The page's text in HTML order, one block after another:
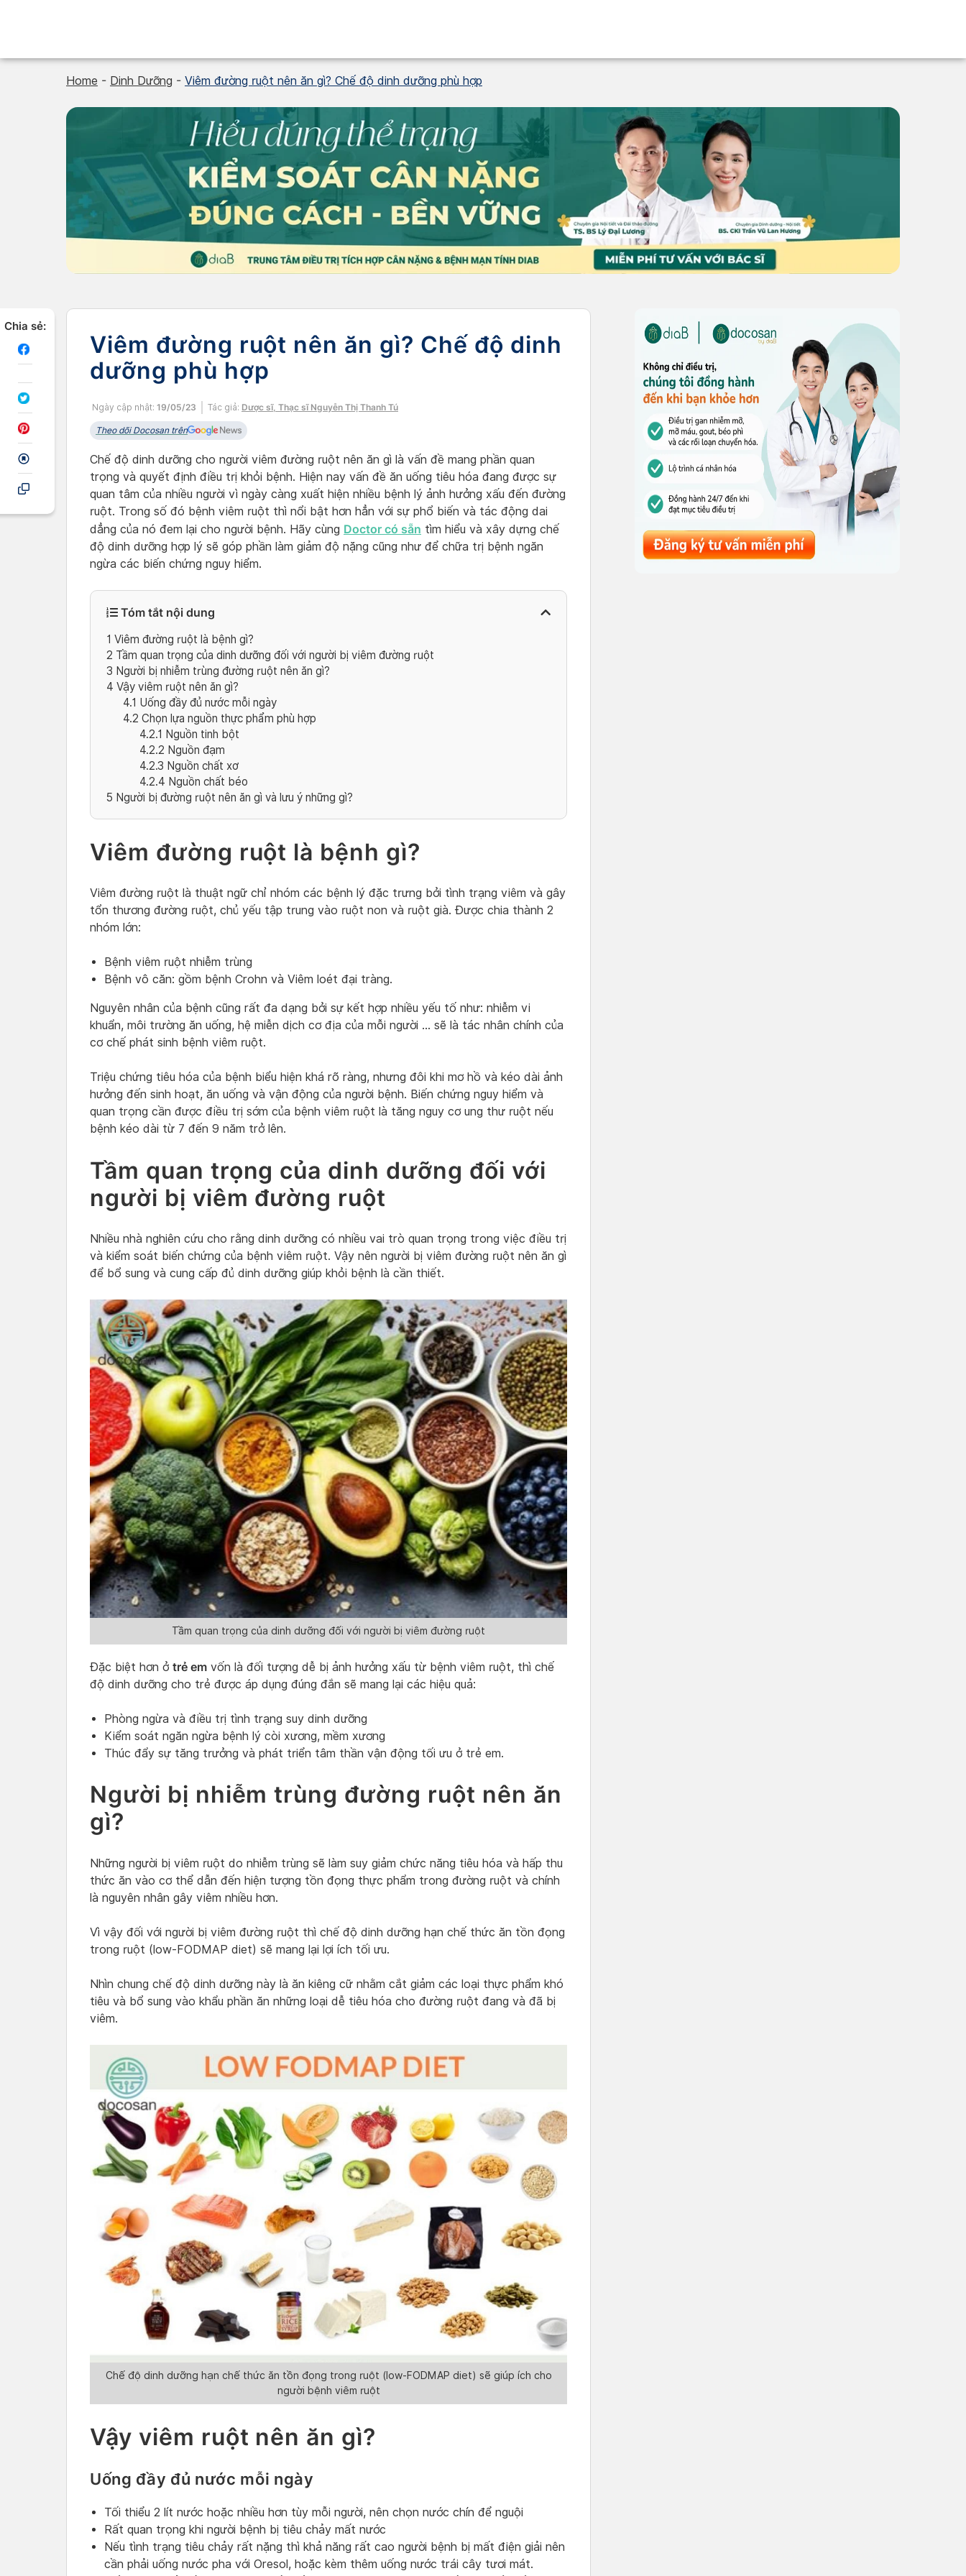
Home - Dinh Dưỡng - Viêm đường ruột nên ăn gì? Chế độ dinh dưỡng phù hợp
Chia sẻ:
Viêm đường ruột nên ăn gì? Chế độ dinh
dưỡng phù hợp
Ngày cập nhật: 19/05/23 Tác giả: Dược sĩ, Thạc sĩ Nguyễn Thị Thanh Tú
Theo dõi Docosan trên
Chế độ dinh dưỡng cho người viêm đường ruột nên ăn gì là vấn đề mang phần quan
trọng và quyết định điều trị khỏi bệnh. Hiện nay vấn đề ăn uống tiêu hóa đang được sự
quan tâm của nhiều người vì ngày càng xuất hiện nhiều bệnh lý ảnh hưởng xấu đến đường
ruột. Trong số đó bệnh viêm ruột thì nổi bật hơn hẳn với sự phổ biến và tác động dai
dẳng của nó đem lại cho người bệnh. Hãy cùng Doctor có sẵn tìm hiểu và xây dựng chế
độ dinh dưỡng hợp lý sẽ góp phần làm giảm độ nặng cũng như để chữa trị bệnh ngăn
ngừa các biến chứng nguy hiểm.
Tóm tắt nội dung
1 Viêm đường ruột là bệnh gì?
2 Tầm quan trọng của dinh dưỡng đối với người bị viêm đường ruột
3 Người bị nhiễm trùng đường ruột nên ăn gì?
4 Vậy viêm ruột nên ăn gì?
4.1 Uống đầy đủ nước mỗi ngày
4.2 Chọn lựa nguồn thực phẩm phù hợp
4.2.1 Nguồn tinh bột
4.2.2 Nguồn đạm
4.2.3 Nguồn chất xơ
4.2.4 Nguồn chất béo
5 Người bị đường ruột nên ăn gì và lưu ý những gì?
Viêm đường ruột là bệnh gì?
Viêm đường ruột là thuật ngữ chỉ nhóm các bệnh lý đặc trưng bởi tình trạng viêm và gây
tổn thương đường ruột, chủ yếu tập trung vào ruột non và ruột già. Được chia thành 2
nhóm lớn:
Bệnh viêm ruột nhiễm trùng
Bệnh vô căn: gồm bệnh Crohn và Viêm loét đại tràng.
Nguyên nhân của bệnh cũng rất đa dạng bởi sự kết hợp nhiều yếu tố như: nhiễm vi
khuẩn, môi trường ăn uống, hệ miễn dịch cơ địa của mỗi người … sẽ là tác nhân chính của
cơ chế phát sinh bệnh viêm ruột.
Triệu chứng tiêu hóa của bệnh biểu hiện khá rõ ràng, nhưng đôi khi mơ hồ và kéo dài ảnh
hưởng đến sinh hoạt, ăn uống và vận động của người bệnh. Biến chứng nguy hiểm và
quan trọng cần được điều trị sớm của bệnh viêm ruột là tăng nguy cơ ung thư ruột nếu
bệnh kéo dài từ 7 đến 9 năm trở lên.
Tầm quan trọng của dinh dưỡng đối với
người bị viêm đường ruột
Nhiều nhà nghiên cứu cho rằng dinh dưỡng có nhiều vai trò quan trọng trong việc điều trị
và kiểm soát biến chứng của bệnh viêm ruột. Vậy nên người bị viêm đường ruột nên ăn gì
để bổ sung và cung cấp đủ dinh dưỡng giúp khỏi bệnh là cần thiết.
Tầm quan trọng của dinh dưỡng đối với người bị viêm đường ruột
Đặc biệt hơn ở trẻ em vốn là đối tượng dễ bị ảnh hưởng xấu từ bệnh viêm ruột, thì chế
độ dinh dưỡng cho trẻ được áp dụng đúng đắn sẽ mang lại các hiệu quả:
Phòng ngừa và điều trị tình trạng suy dinh dưỡng
Kiểm soát ngăn ngừa bệnh lý còi xương, mềm xương
Thúc đẩy sự tăng trưởng và phát triển tâm thần vận động tối ưu ở trẻ em.
Người bị nhiễm trùng đường ruột nên ăn
gì?
Những người bị viêm ruột do nhiễm trùng sẽ làm suy giảm chức năng tiêu hóa và hấp thu
thức ăn vào cơ thể dẫn đến hiện tượng tồn đọng thực phẩm trong đường ruột và chính
là nguyên nhân gây viêm nhiều hơn.
Vì vậy đối với người bị viêm đường ruột thì chế độ dinh dưỡng hạn chế thức ăn tồn đọng
trong ruột (low-FODMAP diet) sẽ mang lại lợi ích tối ưu.
Nhìn chung chế độ dinh dưỡng này là ăn kiêng cữ nhằm cắt giảm các loại thực phẩm khó
tiêu và bổ sung vào khẩu phần ăn những loại dễ tiêu hóa cho đường ruột đang và đã bị
viêm.
Chế độ dinh dưỡng hạn chế thức ăn tồn đọng trong ruột (low-FODMAP diet) sẽ giúp ích cho
người bệnh viêm ruột
Vậy viêm ruột nên ăn gì?
Uống đầy đủ nước mỗi ngày
Tối thiểu 2 lít nước hoặc nhiều hơn tùy mỗi người, nên chọn nước chín để nguội
Rất quan trọng khi người bệnh bị tiêu chảy mất nước
Nếu tình trạng tiêu chảy rất nặng thì khả năng rất cao người bệnh bị mất điện giải nên
cần phải uống nước pha với Oresol, hoặc kèm thêm uống nước trái cây tươi mát.